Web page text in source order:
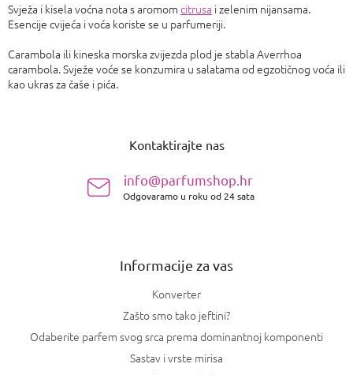
Svježa i kisela voćna nota s aromom citrusa i zelenim nijansama.
Esencije cvijeća i voća koriste se u parfumeriji.
Carambola ili kineska morska zvijezda plod je stabla Averrhoa
carambola. Svježe voće se konzumira u salatama od egzotičnog voća ili
kao ukras za čaše i pića.
Kontaktirajte nas
info@parfumshop.hr
Odgovaramo u roku od 24 sata
Informacije za vas
Konverter
Zašto smo tako jeftini?
Odaberite parfem svog srca prema dominantnoj komponenti
Sastav i vrste mirisa